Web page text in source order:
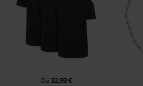
Da 32,99 €